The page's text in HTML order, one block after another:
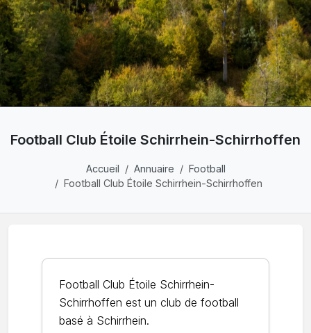
Football Club Étoile Schirrhein-Schirrhoffen
Accueil Annuaire
Football
Football Club Étoile Schirrhein-Schirrhoffen
Football Club Étoile Schirrhein-
Schirrhoffen est un club de football
basé à Schirrhein.